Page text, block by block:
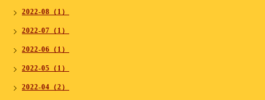
2022-08（1）
2022-07（1）
2022-06（1）
2022-05（1）
2022-04（2）